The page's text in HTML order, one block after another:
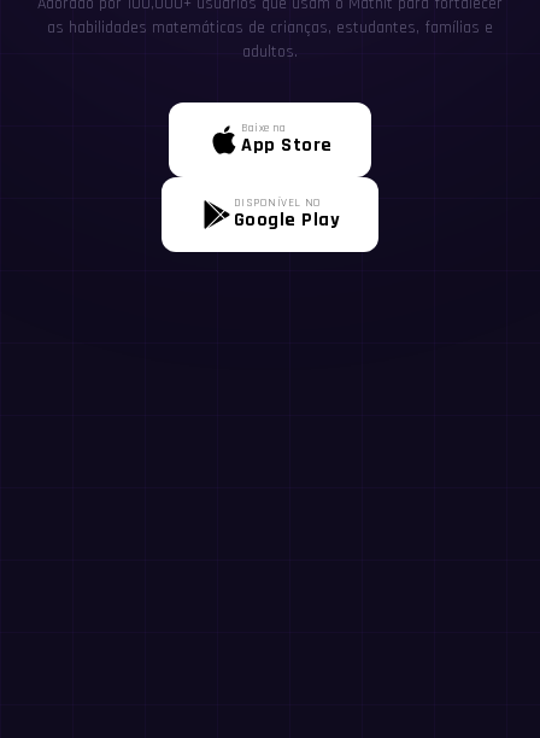
as habilidades matemáticas de crianças, estudantes, famílias e
adultos.
Baixe na
App Store
DISPONÍVEL NO
Google Play